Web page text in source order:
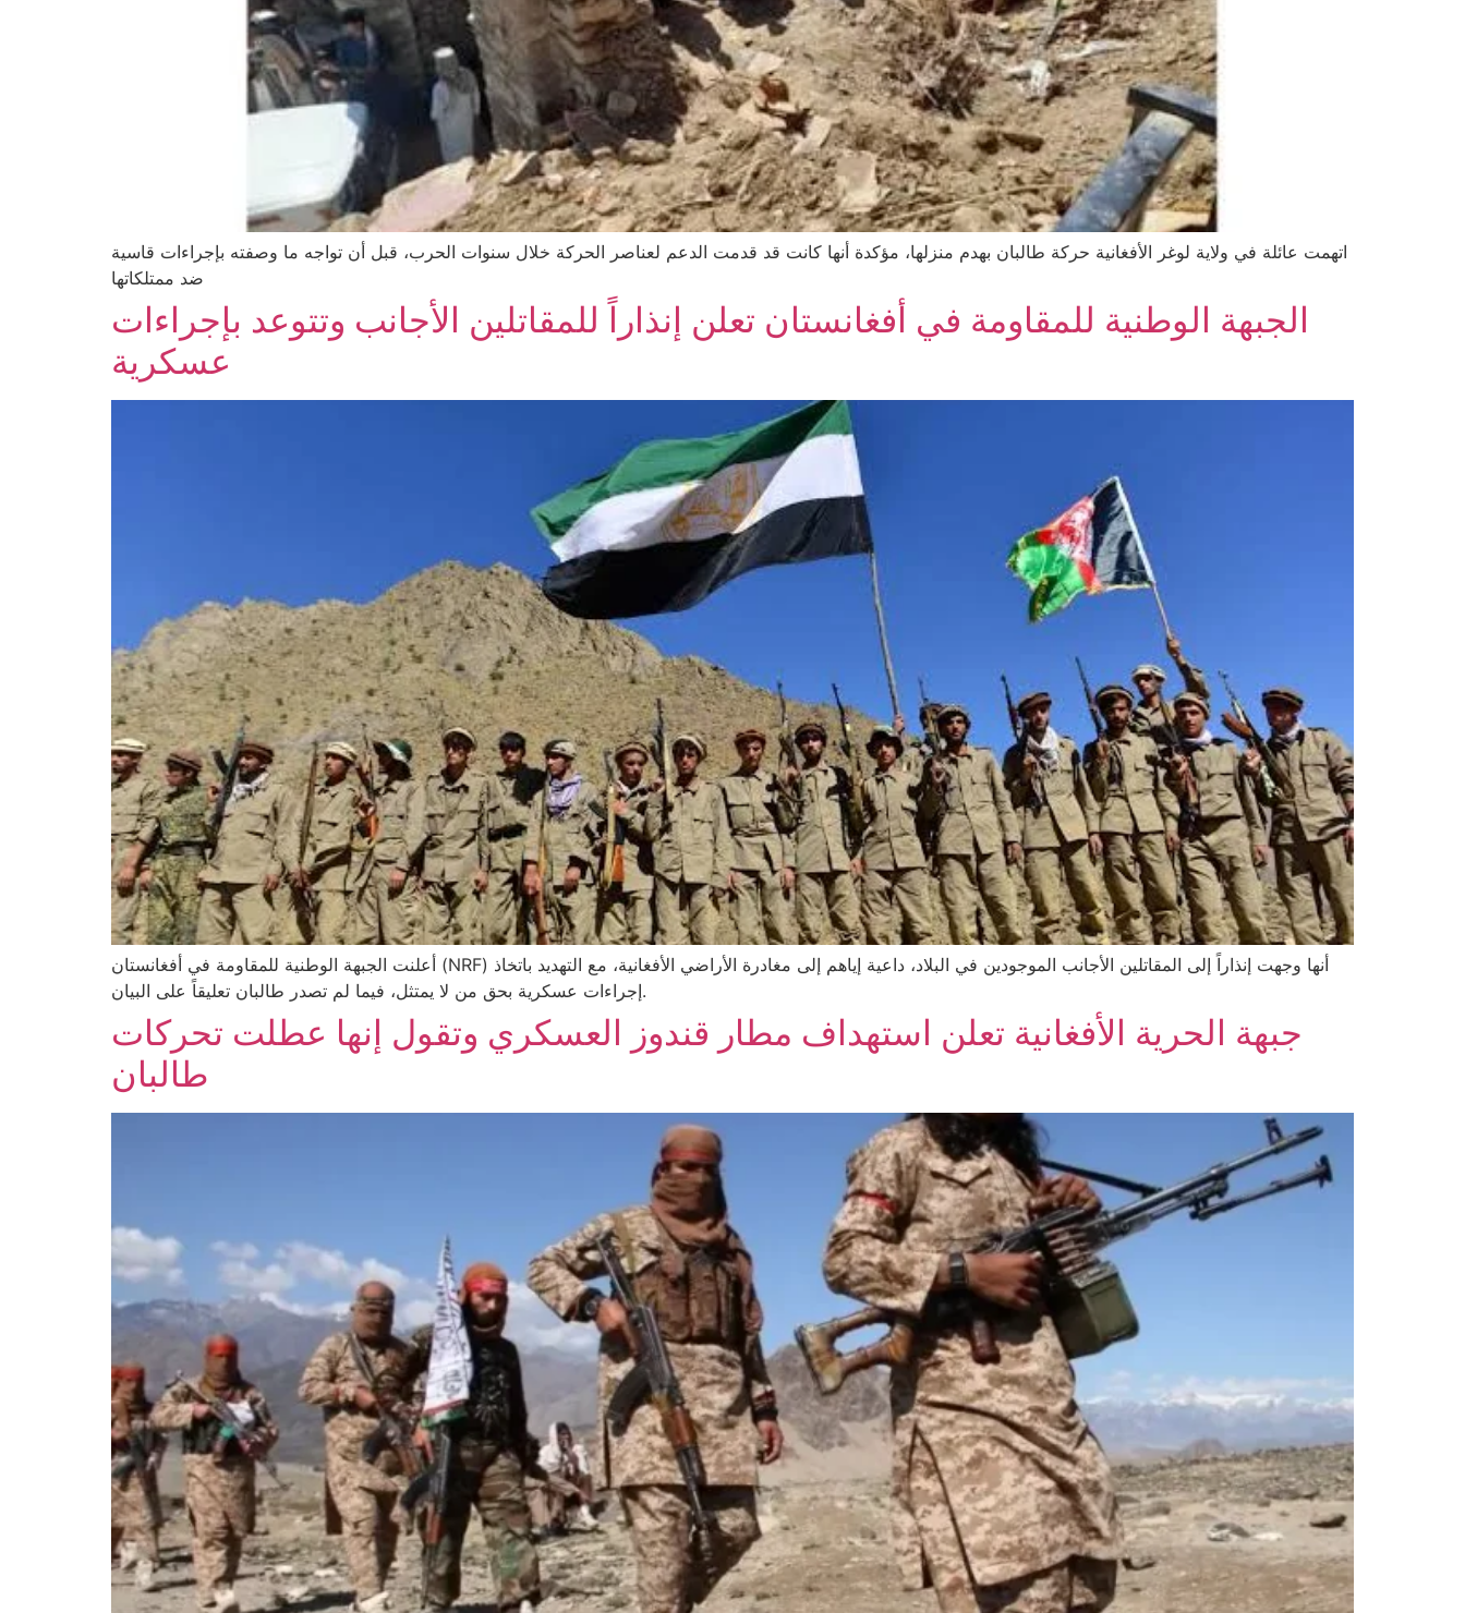
اتهمت عائلة في ولاية لوغر الأفغانية حركة طالبان بهدم منزلها، مؤكدة أنها كانت قد قدمت الدعم لعناصر الحركة خلال سنوات الحرب، قبل أن تواجه ما وصفته بإجراءات قاسية
ضد ممتلكاتها
الجبهة الوطنية للمقاومة في أفغانستان تعلن إنذاراً للمقاتلين الأجانب وتتوعد بإجراءات
عسكرية
أعلنت الجبهة الوطنية للمقاومة في أفغانستان (NRF) أنها وجهت إنذاراً إلى المقاتلين الأجانب الموجودين في البلاد، داعية إياهم إلى مغادرة الأراضي الأفغانية، مع التهديد باتخاذ
إجراءات عسكرية بحق من لا يمتثل، فيما لم تصدر طالبان تعليقاً على البيان.
جبهة الحرية الأفغانية تعلن استهداف مطار قندوز العسكري وتقول إنها عطلت تحركات
طالبان